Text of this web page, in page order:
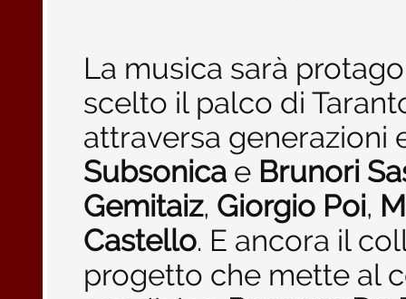
La musica sarà
scelto il palco di
attraversa generazioni
Subsonica e Brunori
Gemitaiz, Giorgio Poi,
Castello. E ancora il
progetto che mette al